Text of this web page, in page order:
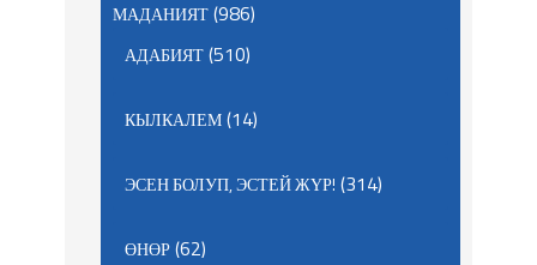
МАДАНИЯТ(986)
АДАБИЯТ(510)
КЫЛКАЛЕМ(14)
ЭСЕН БОЛУП, ЭСТЕЙ ЖҮР! (314)
ӨНӨР(62)